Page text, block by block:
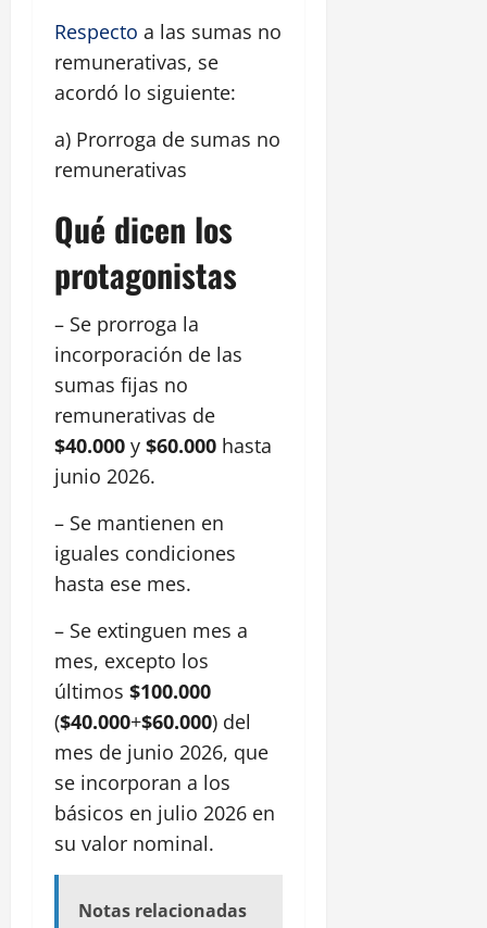
Respecto a las sumas no
remunerativas, se
acordó lo siguiente:
a) Prorroga de sumas no
remunerativas
Qué dicen los
protagonistas
– Se prorroga la
incorporación de las
sumas fijas no
remunerativas de
$40.000 y $60.000 hasta
junio 2026.
– Se mantienen en
iguales condiciones
hasta ese mes.
– Se extinguen mes a
mes, excepto los
últimos $100.000
($40.000+$60.000) del
mes de junio 2026, que
se incorporan a los
básicos en julio 2026 en
su valor nominal.
Notas relacionadas